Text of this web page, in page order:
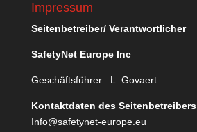
Impressum
Seitenbetreiber/ Verantwortlicher
SafetyNet Europe Inc
Geschäftsführer: L. Govaert
Kontaktdaten des Seitenbetreibers
Info@safetynet-europe.eu